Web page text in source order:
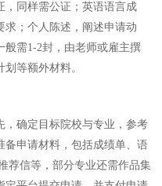
，同样需公证；英语语言成
求；个人陈述，阐述申请动
需1-2封，由老师或雇主撰
等额外材料。
，确定目标院校与专业，参考
备申请材料，包括成绩单、语
荐信等，部分专业还需作品集